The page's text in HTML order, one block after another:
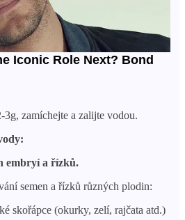
3g, zamíchejte a zalijte vodou.
embryí a řízků.
semen a řízků různých plodin:
skořápce (okurky, zelí, rajčata atd.)